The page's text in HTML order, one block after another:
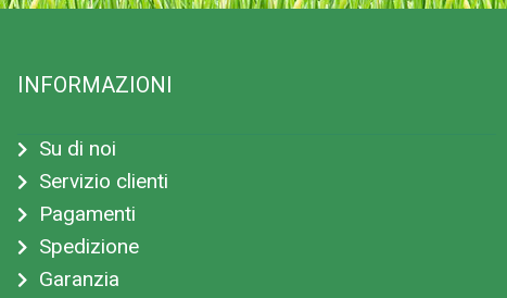
INFORMAZIONI
Su di noi
Servizio clienti
Pagamenti
Spedizione
Garanzia